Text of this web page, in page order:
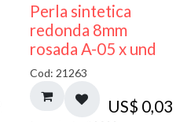
Perla sintetica
redonda 8mm
rosada A-05 x und
Cod: 21263
US$ 0,03